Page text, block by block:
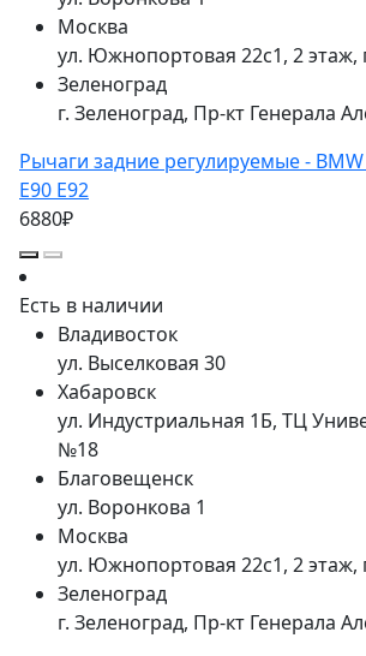
Москва
ул. Южнопортовая 22с1, 2 этаж,
Зеленоград
г. Зеленоград, Пр-кт Генерала
Рычаги задние регулируемые -
E90 E92
6880₽
Есть в наличии
Владивосток
ул. Выселковая 30
Хабаровск
ул. Индустриальная 1Б, ТЦ
№18
Благовещенск
ул. Воронкова 1
Москва
ул. Южнопортовая 22с1, 2 этаж,
Зеленоград
г. Зеленоград, Пр-кт Генерала